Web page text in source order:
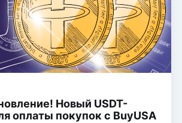
Новый USDT-
оплаты покупок с BuyUSA